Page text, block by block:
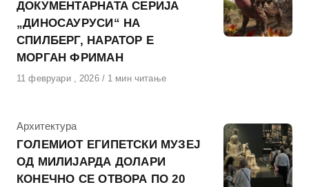
ДОКУМЕНТАРНАТА СЕРИЈА
„ДИНОСАУРУСИ“ НА
СПИЛБЕРГ, НАРАТОР Е
МОРГАН ФРИМАН
Објавено
11 февруари , 2026 1 мин читање
КАтегорија
Архитектура
ГОЛЕМИОТ ЕГИПЕТСКИ МУЗЕЈ
ОД МИЛИЈАРДА ДОЛАРИ
КОНЕЧНО СЕ ОТВОРА ПО 20